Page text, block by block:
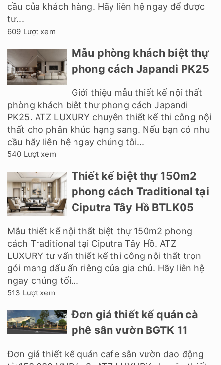
cầu của khách hàng. Hãy liên hệ ngay để được
tư...
609 Lượt xem
Mẫu phòng khách biệt thự
phong cách Japandi PK25
Giới thiệu mẫu thiết kế nội thất
phòng khách biệt thự phong cách Japandi
PK25. ATZ LUXURY chuyên thiết kế thi công nội
thất cho phân khúc hạng sang. Nếu bạn có nhu
cầu hãy liên hệ ngay chúng tôi...
540 Lượt xem
Thiết kế biệt thự 150m2
phong cách Traditional tại
Ciputra Tây Hồ BTLK05
Mẫu thiết kế nội thất biệt thự 150m2 phong
cách Traditional tại Ciputra Tây Hồ. ATZ
LUXURY tư vấn thiết kế thi công nội thất trọn
gói mang dấu ấn riêng của gia chủ. Hãy liên hệ
ngay chúng tối...
513 Lượt xem
Đơn giá thiết kế quán cà
phê sân vườn BGTK 11
Đơn giá thiết kế quán cafe sân vườn dao động